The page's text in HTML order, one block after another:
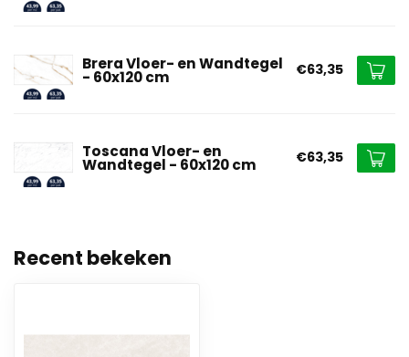
Brera Vloer- en Wandtegel
- 60x120 cm €63,35
Toscana Vloer- en
Wandtegel - 60x120 cm €63,35
Recent bekeken